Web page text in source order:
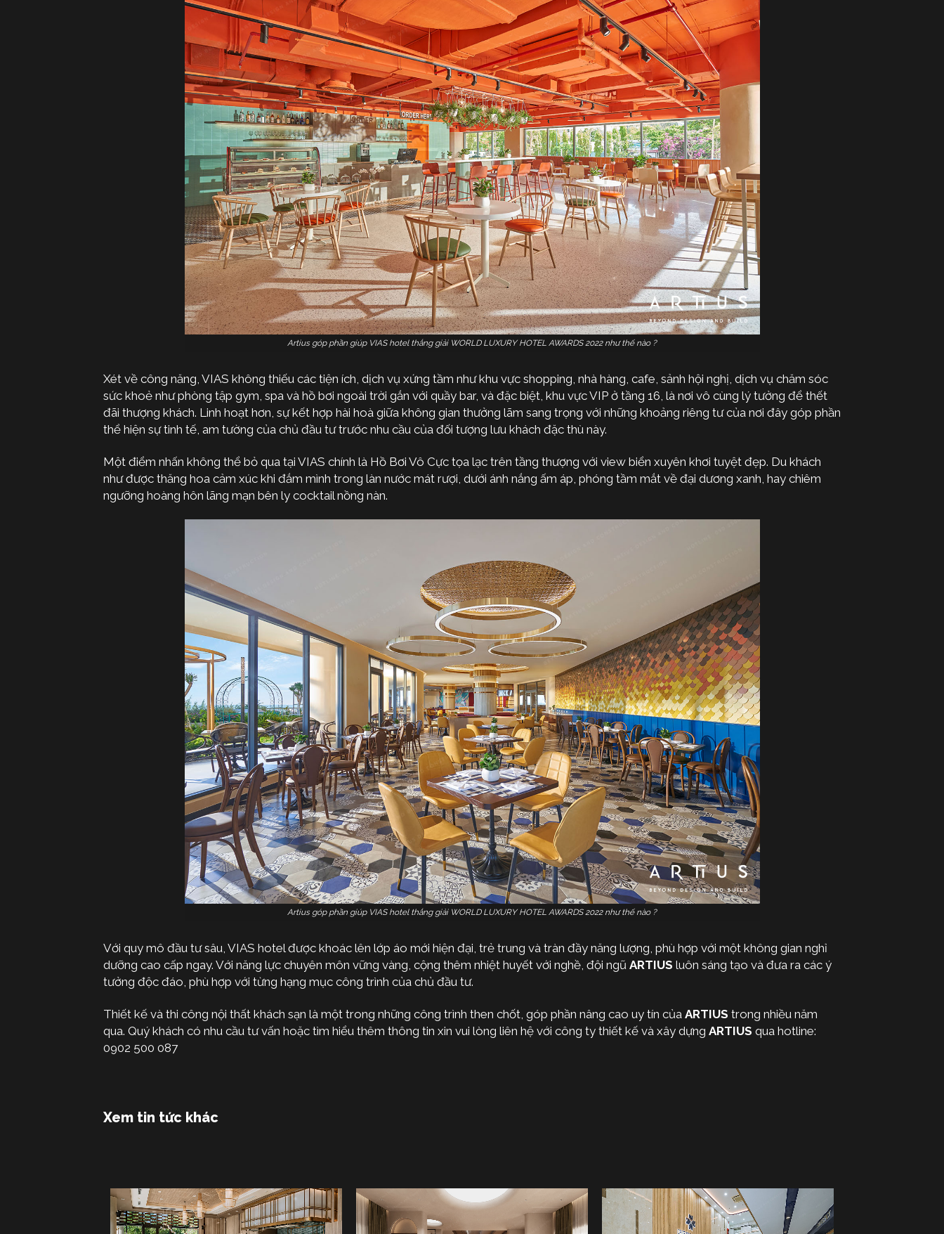
Artius góp phần giúp VIAS hotel thắng giải WORLD LUXURY HOTEL AWARDS 2022 như thế nào ?
Xét về công năng, VIAS không thiếu các tiện ích, dịch vụ xứng tầm như khu vực shopping, nhà hàng, cafe, sảnh hội nghị, dịch vụ chăm sóc
sức khoẻ như phòng tập gym, spa và hồ bơi ngoài trời gắn với quầy bar, và đặc biệt, khu vực VIP ở tầng 16, là nơi vô cùng lý tưởng để thết
đãi thượng khách. Linh hoạt hơn, sự kết hợp hài hoà giữa không gian thưởng lãm sang trọng với những khoảng riêng tư của nơi đây góp phần
thể hiện sự tinh tế, am tường của chủ đầu tư trước nhu cầu của đối tượng lưu khách đặc thù này.
Một điểm nhấn không thể bỏ qua tại VIAS chính là Hồ Bơi Vô Cực tọa lạc trên tầng thượng với view biển xuyên khơi tuyệt đẹp. Du khách
như được thăng hoa cảm xúc khi đắm mình trong làn nước mát rượi, dưới ánh nắng ấm áp, phóng tầm mắt về đại dương xanh, hay chiêm
ngưỡng hoàng hôn lãng mạn bên ly cocktail nồng nàn.
Artius góp phần giúp VIAS hotel thắng giải WORLD LUXURY HOTEL AWARDS 2022 như thế nào ?
Với quy mô đầu tư sâu, VIAS hotel được khoác lên lớp áo mới hiện đại, trẻ trung và tràn đầy năng lượng, phù hợp với một không gian nghỉ
dưỡng cao cấp ngay. Với năng lực chuyên môn vững vàng, cộng thêm nhiệt huyết với nghề, đội ngũ ARTIUS luôn sáng tạo và đưa ra các ý
tưởng độc đáo, phù hợp với từng hạng mục công trình của chủ đầu tư.
Thiết kế và thi công nội thất khách sạn là một trong những công trình then chốt, góp phần nâng cao uy tín của ARTIUS trong nhiều năm
qua. Quý khách có nhu cầu tư vấn hoặc tìm hiểu thêm thông tin xin vui lòng liên hệ với công ty thiết kế và xây dựng ARTIUS qua hotline:
0902 500 087
Xem tin tức khác